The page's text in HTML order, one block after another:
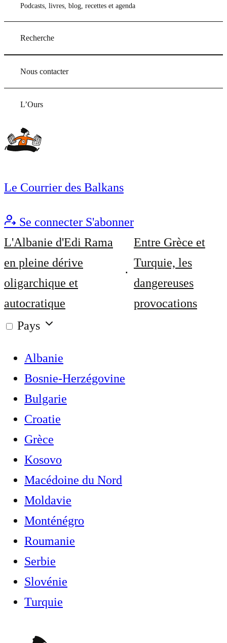
Podcasts, livres, blog, recettes et agenda
Recherche
Nous contacter
L’Ours
Le Courrier des Balkans
Se connecter S'abonner
L'Albanie d'Edi Rama
en pleine dérive
oligarchique et
autocratique
Entre Grèce et
Turquie, les
dangereuses
provocations
Pays
Albanie
Bosnie-Herzégovine
Bulgarie
Croatie
Grèce
Kosovo
Macédoine du Nord
Moldavie
Monténégro
Roumanie
Serbie
Slovénie
Turquie